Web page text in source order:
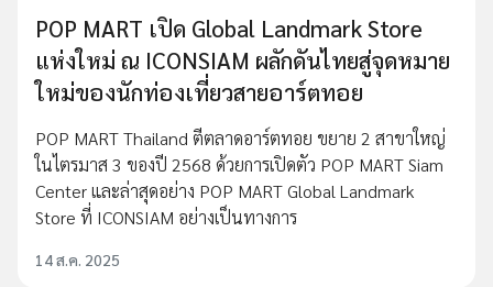
POP MART เปิด Global Landmark Store
แห่งใหม่ ณ ICONSIAM ผลักดันไทยสู่จุดหมาย
ใหม่ของนักท่องเที่ยวสายอาร์ตทอย
POP MART Thailand ตีตลาดอาร์ตทอย ขยาย 2 สาขาใหญ่
ในไตรมาส 3 ของปี 2568 ด้วยการเปิดตัว POP MART Siam
Center และล่าสุดอย่าง POP MART Global Landmark
Store ที่ ICONSIAM อย่างเป็นทางการ
14 ส.ค. 2025